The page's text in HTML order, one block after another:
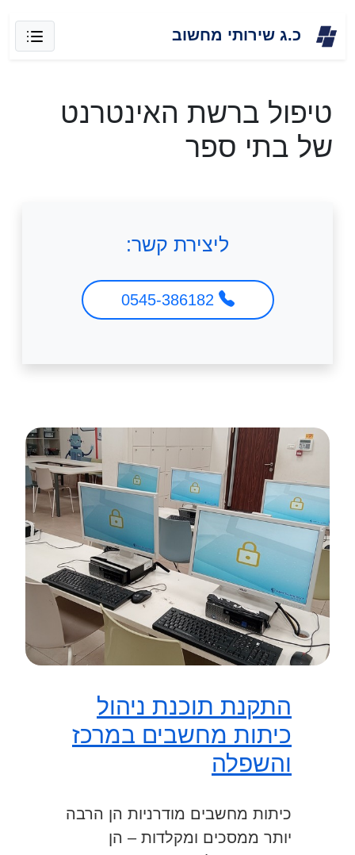
כ.ג שירותי מחשוב
טיפול ברשת האינטרנט
של בתי ספר
ליצירת קשר:
התקנת תוכנת ניהול
כיתות מחשבים במרכז
והשפלה
כיתות מחשבים מודרניות הן הרבה
יותר ממסכים ומקלדות – הן